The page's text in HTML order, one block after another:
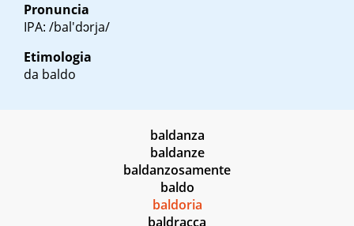
Pronuncia
IPA: /bal'dɔrja/
Etimologia
da baldo
baldanza
baldanze
baldanzosamente
baldo
baldoria
baldracca